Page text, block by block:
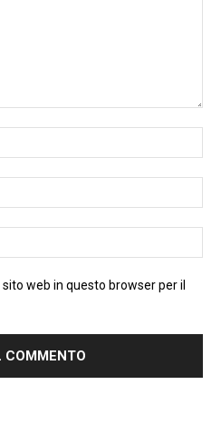
web in questo browser per il